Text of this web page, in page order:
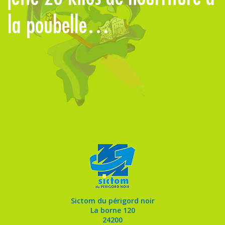
la poubelle…
Sictom du périgord noir
La borne 120
24200